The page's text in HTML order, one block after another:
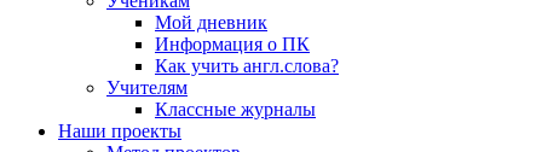
Мой дневник
Информация о ПК
Как учить англ.слова?
Учителям
Классные журналы
Наши проекты